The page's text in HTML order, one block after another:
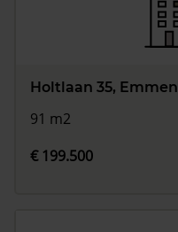
Holtlaan 35, Emmen
91 m2
€ 199.500